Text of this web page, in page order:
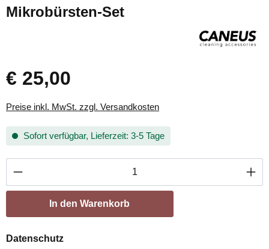
Mikrobürsten-Set
€ 25,00
Preise inkl. MwSt. zzgl. Versandkosten
Sofort verfügbar, Lieferzeit: 3-5 Tage
Produkt Anzahl: Gib den gewünschten
In den Warenkorb
Datenschutz